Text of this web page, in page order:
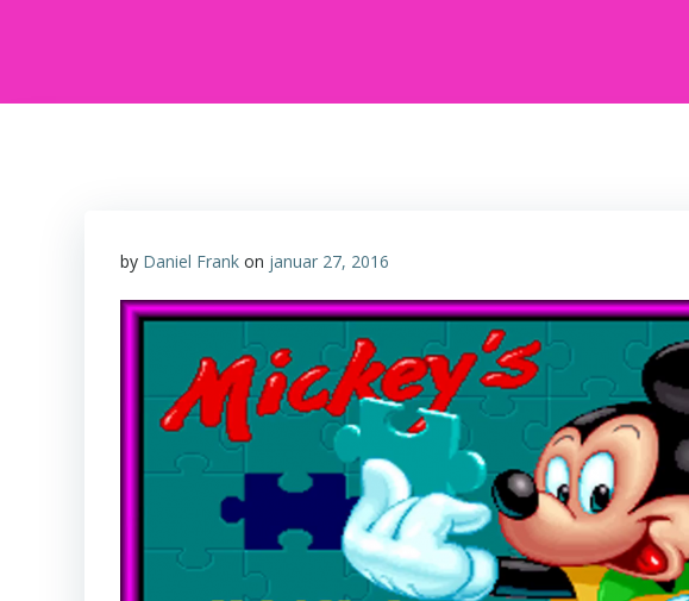
by Daniel Frank on januar 27, 2016